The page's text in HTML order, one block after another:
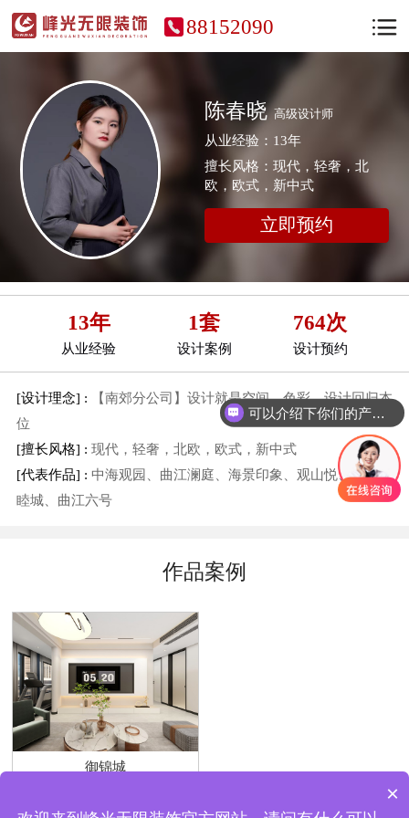
88152090
陈春晓 高级设计师
从业经验：13年
擅长风格：现代，轻奢，北
欧，欧式，新中式
立即预约
13年
从业经验
1套
设计案例
764次
设计预约
[设计理念] : 【南郊分公司】设计就是空间、色彩、设计回归本
位
[擅长风格] : 现代，轻奢，北欧，欧式，新中式
[代表作品] : 中海观园、曲江澜庭、海景印象、观山悦、浐灞天
睦城、曲江六号
作品案例
御锦城
可以介绍下你们的产品么？
×